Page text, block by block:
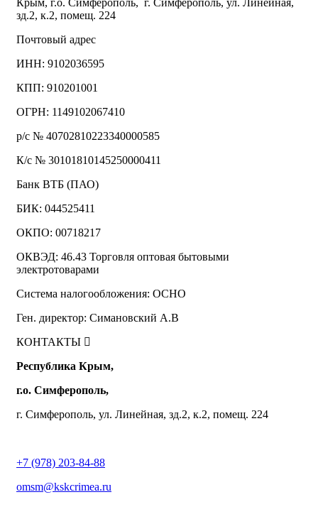
зд.2, к.2, помещ. 224
Почтовый адрес
ИНН: 9102036595
КПП: 910201001
ОГРН: 1149102067410
р/с № 40702810223340000585
К/с № 30101810145250000411
Банк ВТБ (ПАО)
БИК: 044525411
ОКПО: 00718217
ОКВЭД: 46.43 Торговля оптовая бытовыми
электротоварами
Система налогообложения: ОСНО
Ген. директор: Симановский А.В
КОНТАКТЫ
Республика Крым,
г.о. Симферополь,
г. Симферополь, ул. Линейная, зд.2, к.2, помещ. 224
+7 (978) 203-84-88
omsm@kskcrimea.ru